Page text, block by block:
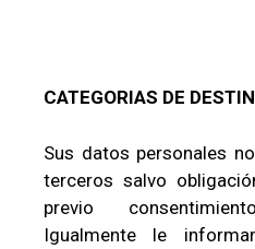
CATEGORIAS DE
Sus datos personales
terceros salvo
previo
Igualmente le